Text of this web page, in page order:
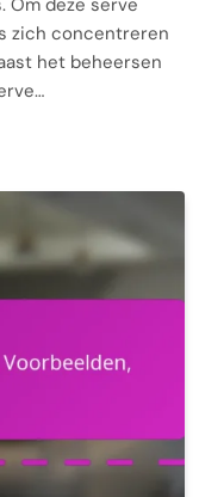
deze serve
zich concentreren
het beheersen